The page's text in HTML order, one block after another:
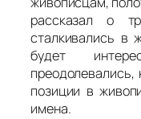
рассказал о
сталкивались в
будет
позиции в
имена.